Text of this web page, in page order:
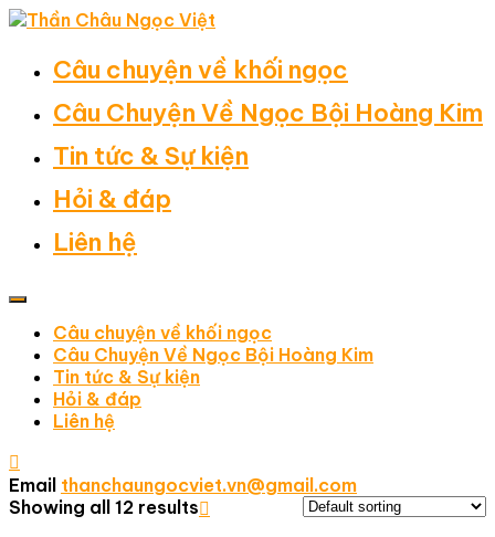
Câu chuyện về khối ngọc
Câu Chuyện Về Ngọc Bội Hoàng Kim
Tin tức & Sự kiện
Hỏi & đáp
Liên hệ
Câu chuyện về khối ngọc
Câu Chuyện Về Ngọc Bội Hoàng Kim
Tin tức & Sự kiện
Hỏi & đáp
Liên hệ
Email thanchaungocviet.vn@gmail.com
Showing all 12 results